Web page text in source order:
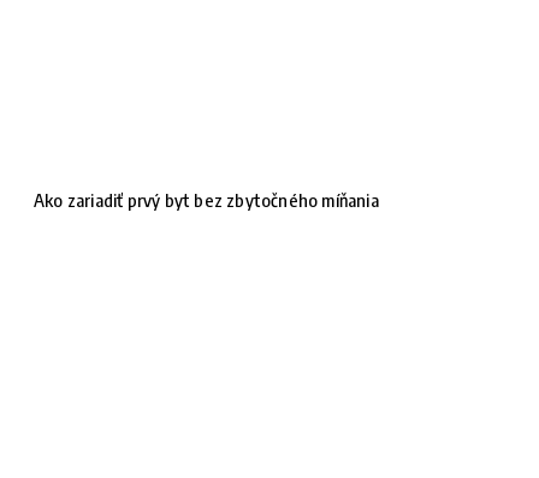
Ako zariadiť prvý byt bez zbytočného míňania